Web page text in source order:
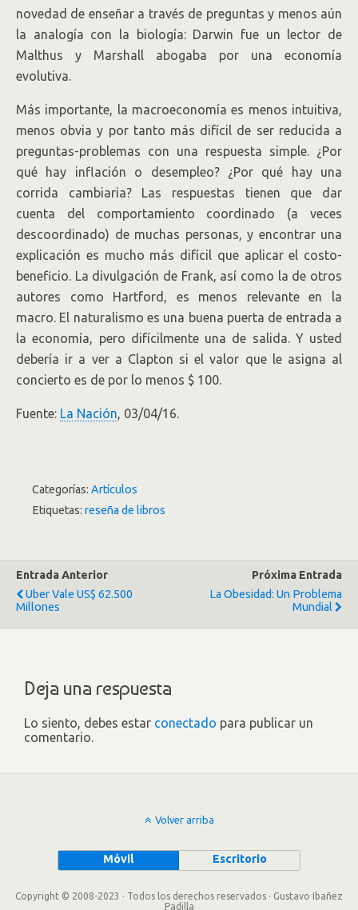
novedad de enseñar a través de preguntas y menos aún
la analogía con la biología: Darwin fue un lector de
Malthus y Marshall abogaba por una economía
evolutiva.
Más importante, la macroeconomía es menos intuitiva,
menos obvia y por tanto más difícil de ser reducida a
preguntas-problemas con una respuesta simple. ¿Por
qué hay inflación o desempleo? ¿Por qué hay una
corrida cambiaria? Las respuestas tienen que dar
cuenta del comportamiento coordinado (a veces
descoordinado) de muchas personas, y encontrar una
explicación es mucho más difícil que aplicar el costo-
beneficio. La divulgación de Frank, así como la de otros
autores como Hartford, es menos relevante en la
macro. El naturalismo es una buena puerta de entrada a
la economía, pero difícilmente una de salida. Y usted
debería ir a ver a Clapton si el valor que le asigna al
concierto es de por lo menos $ 100.
Fuente: La Nación, 03/04/16.
Categorías: Artículos
Etiquetas: reseña de libros
Entrada Anterior
Uber Vale US$ 62.500
Millones
Próxima Entrada
La Obesidad: Un Problema
Mundial
Deja una respuesta
Lo siento, debes estar conectado para publicar un
comentario.
Volver arriba
Móvil Escritorio
Copyright © 2008-2023 · Todos los derechos reservados · Gustavo Ibañez
Padilla